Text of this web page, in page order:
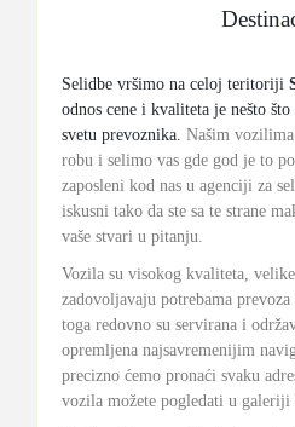
Selidbe vršimo na celoj teritoriji
odnos cene i kvaliteta je nešto
svetu prevoznika. Našim
robu i selimo vas gde god je to
zaposleni kod nas u agenciji za
iskusni tako da ste sa te strane
vaše stvari u pitanju.
Vozila su visokog kvaliteta,
zadovoljavaju potrebama
toga redovno su servirana i
opremljena najsavremenijim
precizno ćemo pronaći svaku
vozila možete pogledati u galeriji